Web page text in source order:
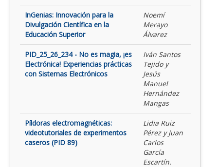
InGenias: Innovación para la
Divulgación Científica en la
Educación Superior
Noemí
Merayo
Álvarez
PID_25_26_234 - No es magia, ¡es
Electrónica! Experiencias prácticas
con Sistemas Electrónicos
Iván Santos
Tejido y
Jesús
Manuel
Hernández
Mangas
Píldoras electromagnéticas:
videotutoriales de experimentos
caseros (PID 89)
Lidia Ruiz
Pérez y Juan
Carlos
García
Escartín.